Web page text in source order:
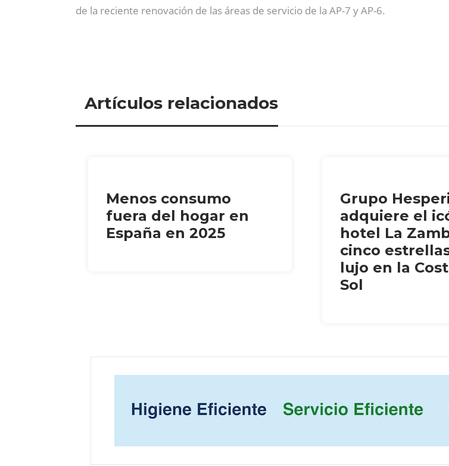
de la reciente renovación de las áreas de servicio de la AP-7 y AP-6.
Artículos relacionados
Menos consumo
fuera del hogar en
España en 2025
Grupo
adquiere el
hotel La
cinco
lujo en la
Sol